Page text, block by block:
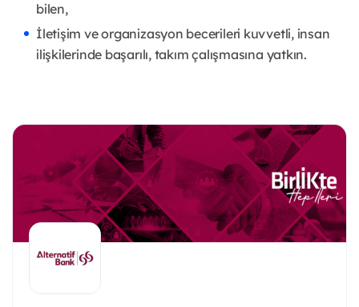
bilen,
İletişim ve organizasyon becerileri kuvvetli, insan
ilişkilerinde başarılı, takım çalışmasına yatkın.